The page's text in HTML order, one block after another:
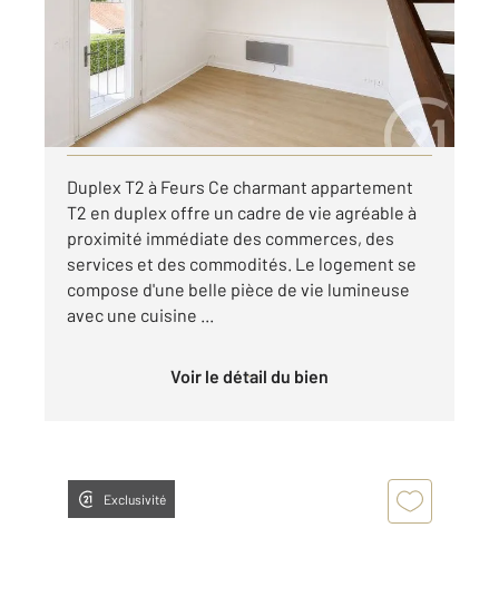
Appartement Duplex à louer
375 €
par mois charges comprises
Visiter le site dédié
Duplex T2 à Feurs Ce charmant appartement
T2 en duplex offre un cadre de vie agréable à
proximité immédiate des commerces, des
services et des commodités. Le logement se
compose d'une belle pièce de vie lumineuse
avec une cuisine ...
Voir le détail du bien
Exclusivité